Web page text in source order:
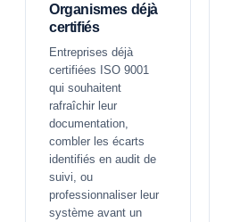
Organismes déjà
certifiés
Entreprises déjà
certifiées ISO 9001
qui souhaitent
rafraîchir leur
documentation,
combler les écarts
identifiés en audit de
suivi, ou
professionnaliser leur
système avant un